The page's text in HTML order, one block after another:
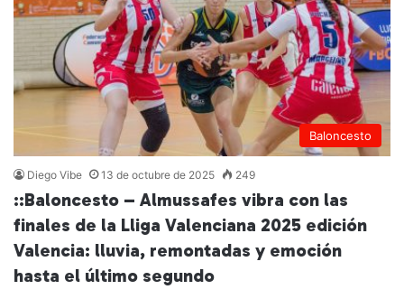
Baloncesto
Diego Vibe 13 de octubre de 2025 249
::Baloncesto – Almussafes vibra con las
finales de la Lliga Valenciana 2025 edición
Valencia: lluvia, remontadas y emoción
hasta el último segundo